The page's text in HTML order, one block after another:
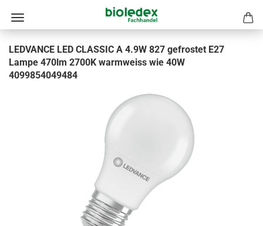
LEDVANCE LED CLASSIC A 4.9W 827 gefrostet E27
Lampe 470lm 2700K warmweiss wie 40W
4099854049484